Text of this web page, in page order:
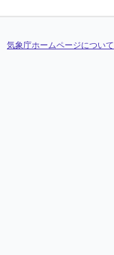
気象庁ホームページについて